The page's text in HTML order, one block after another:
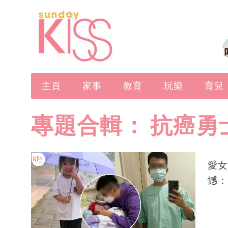
主頁 家事 教育 玩樂 育兒
專題合輯： 抗癌勇
愛
憾